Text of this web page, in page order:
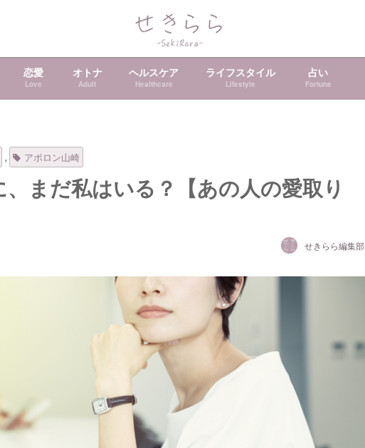
恋愛
Love
オトナ
Adult
ヘルスケア
Healthcare
ライフスタイル
Lifestyle
占い
Fortune
, アポロン山崎
まだ私はいる？【あの人の愛取り
せきらら編集部